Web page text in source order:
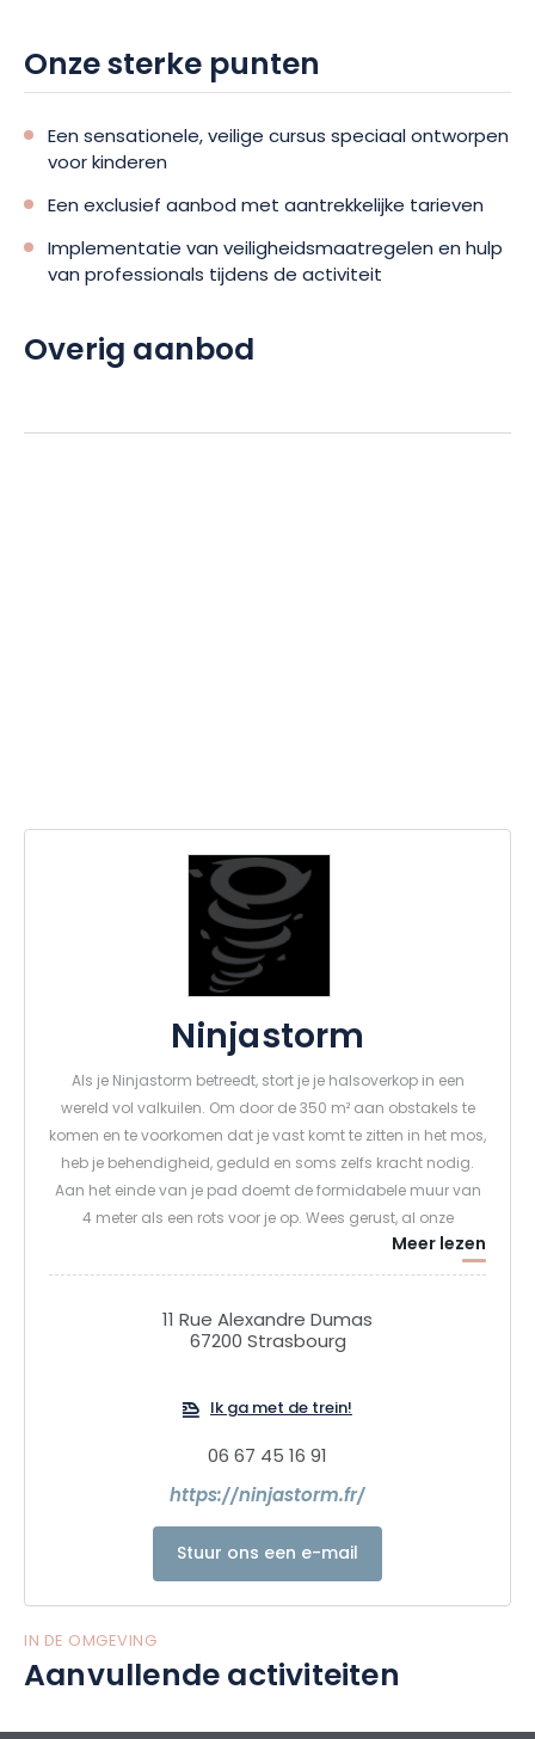
Onze sterke punten
Een sensationele, veilige cursus speciaal ontworpen
voor kinderen
Een exclusief aanbod met aantrekkelijke tarieven
Implementatie van veiligheidsmaatregelen en hulp
van professionals tijdens de activiteit
Overig aanbod
Ninjastorm
Als je Ninjastorm betreedt, stort je je halsoverkop in een
wereld vol valkuilen. Om door de 350 m² aan obstakels te
komen en te voorkomen dat je vast komt te zitten in het mos,
heb je behendigheid, geduld en soms zelfs kracht nodig.
Aan het einde van je pad doemt de formidabele muur van
4 meter als een rots voor je op. Wees gerust, al onze
toestellen zijn ontworpen voor iedereen, ongeacht je niveau.
Veel plezier dus!
Meer lezen
11 Rue Alexandre Dumas
67200 Strasbourg
Ik ga met de trein!
06 67 45 16 91
https://ninjastorm.fr/
Stuur ons een e-mail
IN DE OMGEVING
Aanvullende activiteiten